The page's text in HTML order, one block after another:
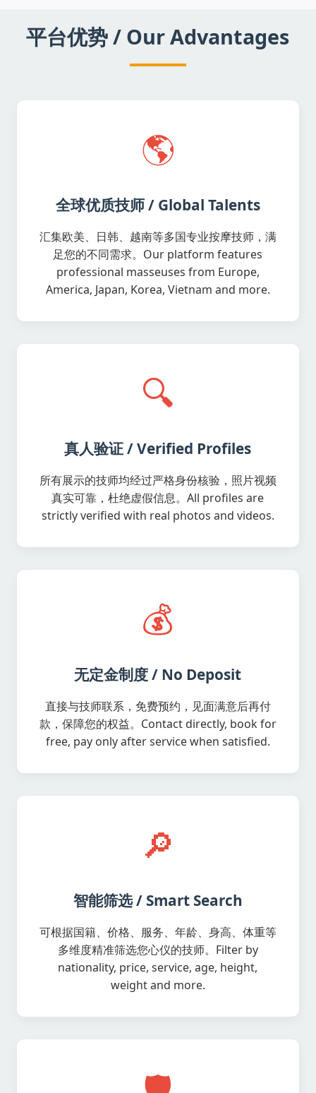
平台优势 / Our Advantages
🌎
全球优质技师 / Global Talents
汇集欧美、日韩、越南等多国专业按摩技师，满
足您的不同需求。Our platform features
professional masseuses from Europe,
America, Japan, Korea, Vietnam and more.
🔍
真人验证 / Verified Profiles
所有展示的技师均经过严格身份核验，照片视频
真实可靠，杜绝虚假信息。All profiles are
strictly verified with real photos and videos.
💰
无定金制度 / No Deposit
直接与技师联系，免费预约，见面满意后再付
款，保障您的权益。Contact directly, book for
free, pay only after service when satisfied.
🔎
智能筛选 / Smart Search
可根据国籍、价格、服务、年龄、身高、体重等
多维度精准筛选您心仪的技师。Filter by
nationality, price, service, age, height,
weight and more.